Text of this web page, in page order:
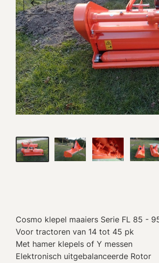
Cosmo klepel maaiers Serie FL 85 -
Voor tractoren van 14 tot 45 pk
Met hamer klepels of Y messen
Elektronisch uitgebalanceerde Rotor